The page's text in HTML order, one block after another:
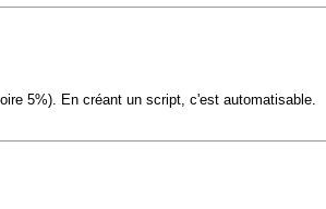
5%). En créant un script, c'est automatisable.